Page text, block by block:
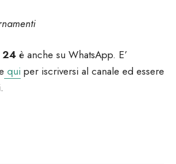
24 è anche su WhatsApp. E’
qui per iscriversi al canale ed essere